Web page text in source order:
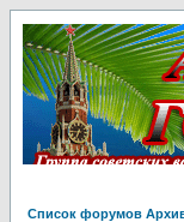
Список форумов